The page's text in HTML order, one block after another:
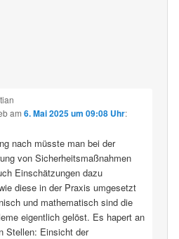
am 6. Mai 2025 um 09:08 Uhr:
nach müsste man bei der
von Sicherheitsmaßnahmen
Einschätzungen dazu
diese in der Praxis umgesetzt
und mathematisch sind die
eigentlich gelöst. Es hapert an
Stellen: Einsicht der